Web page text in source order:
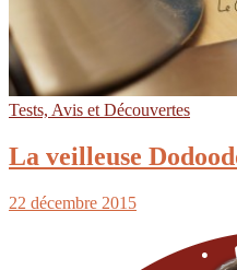
Tests, Avis et Découvertes
La veilleuse
22 décembre 2015